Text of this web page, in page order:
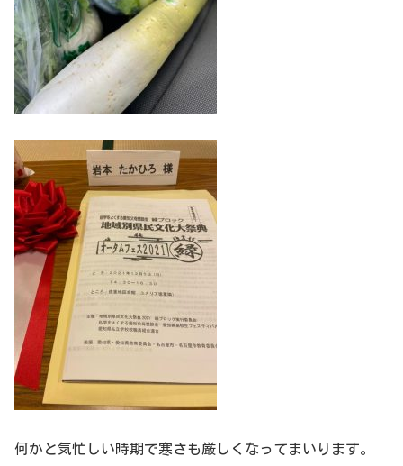
何かと気忙しい時期で寒さも厳しくなってまいります。